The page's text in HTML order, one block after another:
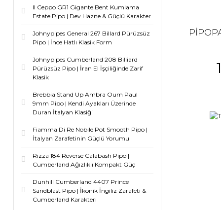
Il Ceppo GR1 Gigante Bent Kumlama
Estate Pipo | Dev Hazne & Güçlü Karakter
Johnypipes General 267 Billard Pürüzsüz
Pipo | İnce Hatlı Klasik Form
Johnypipes Cumberland 208 Billiard
Pürüzsüz Pipo | İran El İşçiliğinde Zarif
Klasik
Brebbia Stand Up Ambra Oum Paul
9mm Pipo | Kendi Ayakları Üzerinde
Duran İtalyan Klasiği
Fiamma Di Re Nobile Pot Smooth Pipo |
İtalyan Zarafetinin Güçlü Yorumu
Rizza 184 Reverse Calabash Pipo |
Cumberland Ağızlıklı Kompakt Güç
Dunhill Cumberland 4407 Prince
Sandblast Pipo | İkonik İngiliz Zarafeti &
Cumberland Karakteri